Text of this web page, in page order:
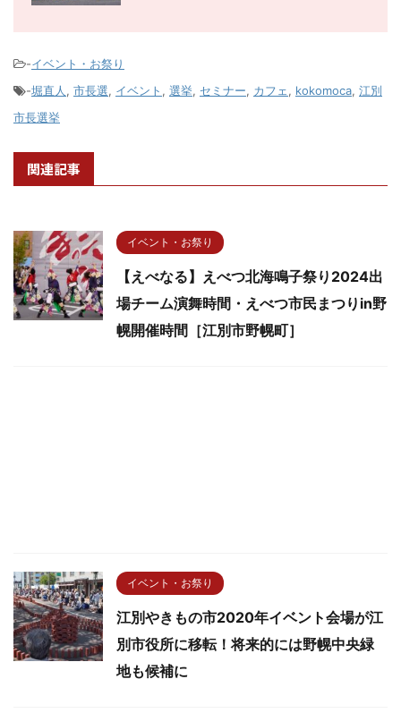
-イベント・お祭り
-堀直人 , 市長選, イベント , 選挙, セミナー, カフェ, kokomoca, 江別
市長選挙
関連記事
イベント・お祭り
【えべなる】えべつ北海鳴子祭り2024出
場チーム演舞時間・えべつ市民まつりin野
幌開催時間［江別市野幌町］
イベント・お祭り
江別やきもの市2020年イベント会場が江
別市役所に移転！将来的には野幌中央緑
地も候補に